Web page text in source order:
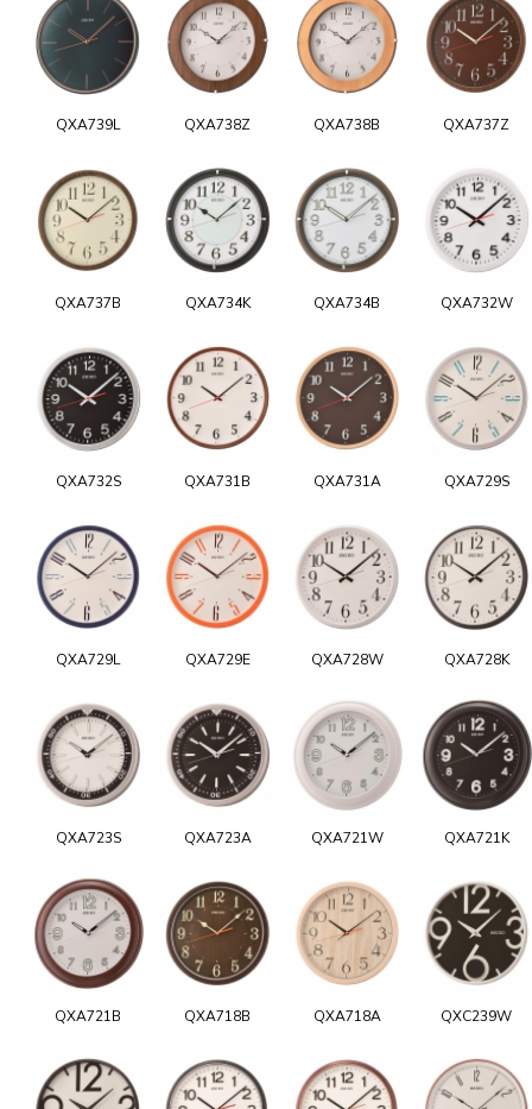
QXA739L QXA738Z QXA738B QXA737Z
QXA737B QXA734K QXA734B QXA732W
QXA732S QXA731B QXA731A QXA729S
QXA729L QXA729E QXA728W QXA728K
QXA723S QXA723A QXA721W QXA721K
QXA721B QXA718B QXA718A QXC239W